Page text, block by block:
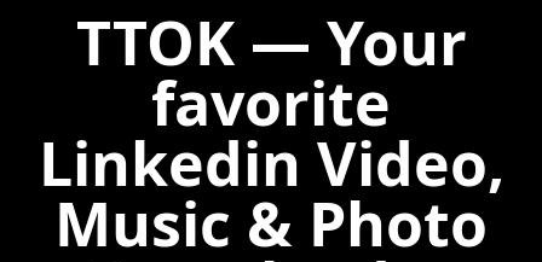
TTOK — Your
favorite
Linkedin Video,
Music & Photo